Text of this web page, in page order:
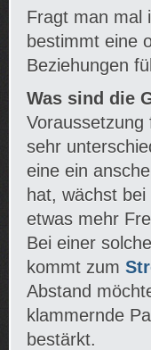
Fragt man mal
bestimmt eine
Beziehungen
Was sind die
sehr
eine ein
hat, wächst
etwas mehr
Bei einer
kommt zum
Abstand
klammernde
bestärkt.